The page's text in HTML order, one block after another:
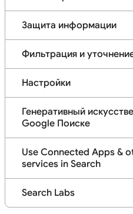
Защита информации
Фильтрация и
Настройки
Генеративный
Google Поиске
Use Connected Apps &
services in Search
Search Labs